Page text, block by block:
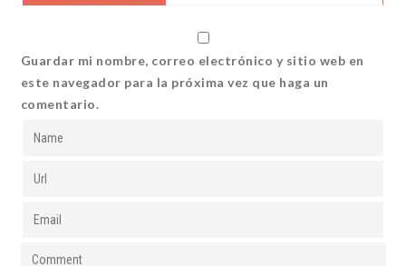
Guardar mi nombre, correo electrónico y sitio web en
este navegador para la próxima vez que haga un
comentario.